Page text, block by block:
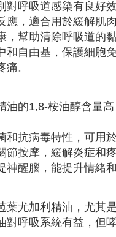
呼吸道感染有良好效
，適合用於緩解肌
幫助清除呼吸道的黏
自由基，保護細胞免
。
油的1,8-桉油醇含量
抗病毒特性，可用
按摩，緩解炎症和
醒腦，能提升情緒
尤加利精油，尤其
對呼吸系統有益，但